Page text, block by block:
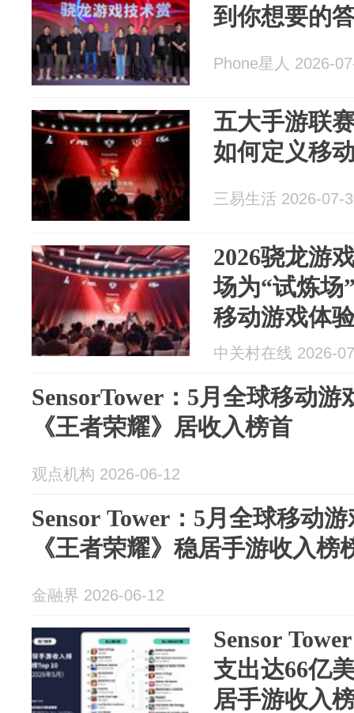
到你想要的
Phone星人 2026-
五大手游联
如何定义移
三易生活 2026-07-
2026骁龙游
场为“试炼场
移动游戏体
中关村在线 2026-
SensorTower：5月全球移动游
《王者荣耀》居收入榜首
观点机构 2026-06-12
Sensor Tower：5月全球移动
《王者荣耀》稳居手游收入榜
金融界 2026-06-12
Sensor
支出达66亿
居手游收入